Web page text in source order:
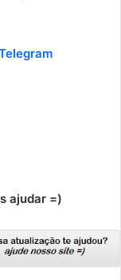
ajudar =)